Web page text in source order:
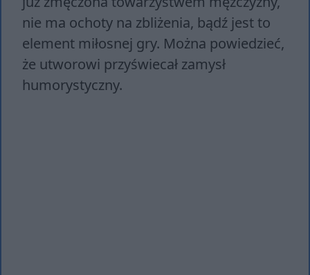
nie ma ochoty na zbliżenia, bądź jest to
element miłosnej gry. Można powiedzieć,
że utworowi przyświecał zamysł
humorystyczny.